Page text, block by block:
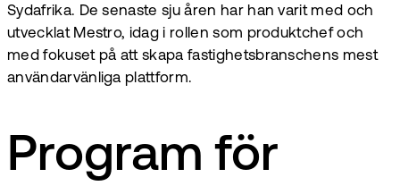
Sydafrika. De senaste sju åren har han varit med och
utvecklat Mestro, idag i rollen som produktchef och
med fokuset på att skapa fastighetsbranschens mest
användarvänliga plattform.
Program för